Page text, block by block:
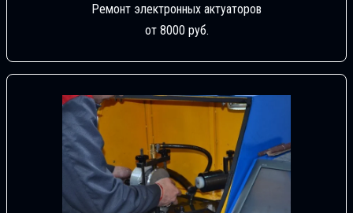
Ремонт электронных актуаторов
от 8000 руб.